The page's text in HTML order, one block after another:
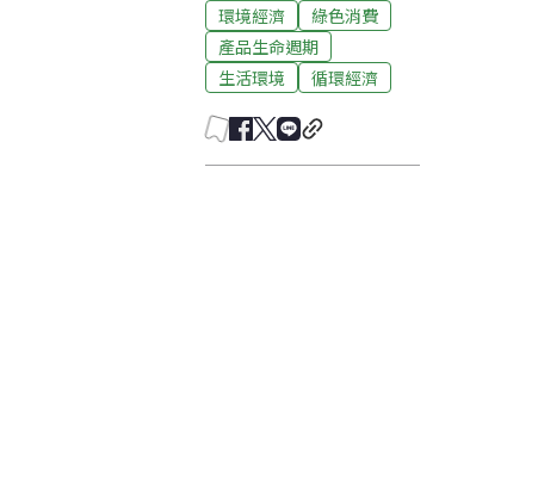
環境經濟
綠色消費
產品生命週期
生活環境
循環經濟